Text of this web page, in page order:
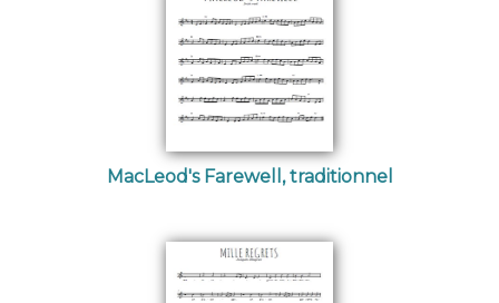
MacLeod's Farewell, traditionnel